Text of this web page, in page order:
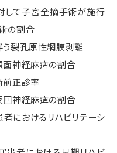
して子宮全摘手術が施行
の割合
う裂孔原性網膜剥離
面神経麻痺の割合
前正診率
回神経麻痺の割合
者におけるリハビリテーシ